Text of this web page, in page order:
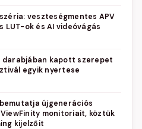
veszteségmentes APV
LUT-ok és AI videóvágás
darabjában kapott szerepet
egyik nyertese
újgenerációs
ViewFinity monitoriait, köztük
kijelzőit